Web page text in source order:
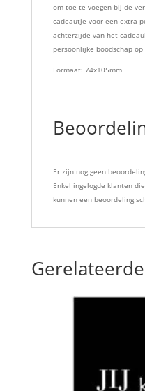
om toe te voegen bij de
cadeautje voor een extra
achterzijde van het
persoonlijke boodschap
Formaat: 74x105mm
Er zijn nog geen
Enkel ingelogde klanten
kunnen een beoordeling